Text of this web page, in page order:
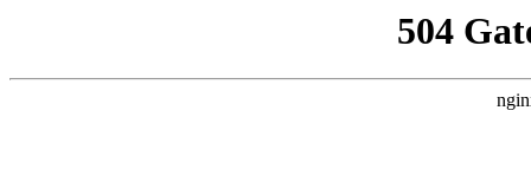
504